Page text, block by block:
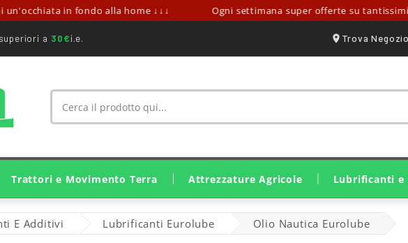
in fondo alla home ↓↓↓ Ogni settimana super offerte su
a 30€i.e. Trova Negozio
Trattori e Movimento Terra Attrezzature Agricole Lubrificanti
E Additivi Lubrificanti Eurolube Olio Nautica Eurolube